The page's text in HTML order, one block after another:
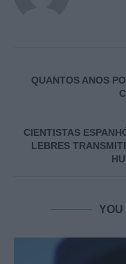
QUANTOS ANOS
CIENTISTAS
LEBRES